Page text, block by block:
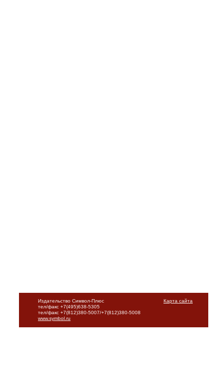
Карта сайта
Издательство Символ-Плюс
тел/факс +7(495)638-5305
тел/факс +7(812)380-5007/+7(812)380-5008
www.symbol.ru